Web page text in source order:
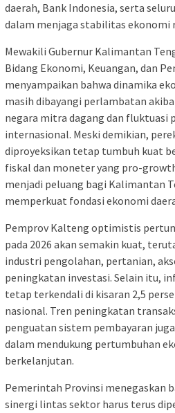
daerah, Bank Indonesia, serta
dalam menjaga stabilitas ekonomi
Mewakili Gubernur Kalimantan
Bidang Ekonomi, Keuangan, dan
menyampaikan bahwa dinamika
masih dibayangi perlambatan
negara mitra dagang dan fluktuasi
internasional. Meski demikian,
diproyeksikan tetap tumbuh kuat
fiskal dan moneter yang pro-
menjadi peluang bagi Kalimantan
memperkuat fondasi ekonomi
Pemprov Kalteng optimistis
pada 2026 akan semakin kuat,
industri pengolahan, pertanian,
peningkatan investasi. Selain itu,
tetap terkendali di kisaran 2,5
nasional. Tren peningkatan
penguatan sistem pembayaran
dalam mendukung pertumbuhan
berkelanjutan.
Pemerintah Provinsi menegaskan
sinergi lintas sektor harus terus